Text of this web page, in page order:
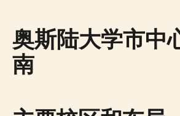
奥斯陆大学市中
南